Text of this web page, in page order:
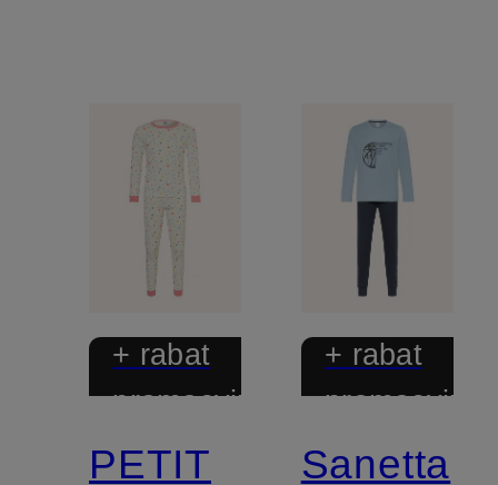
+ rabat
promocyjny
PETIT
+ rabat
promocyjny
Sanetta